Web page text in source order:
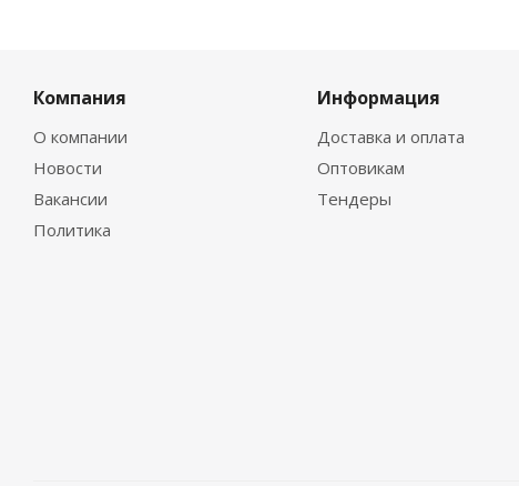
Компания
О компании
Новости
Вакансии
Политика
Информация
Доставка и оплата
Оптовикам
Тендеры